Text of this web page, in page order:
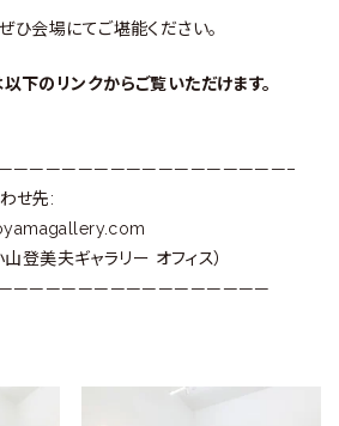
ひ会場にてご堪能ください。
下のリンクからご覧いただけます。
せ先:
美夫ギャラリー オフィス）